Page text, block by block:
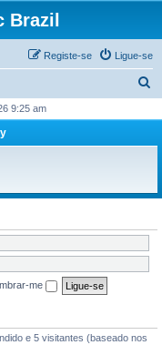
Brazil
Ligue-se
Registe-se
q
i
9:25 am
me
e 5 visitantes (baseado nos